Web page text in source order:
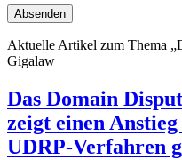
Aktuelle Artikel zum Thema
Gigalaw
Das Domain
zeigt einen
UDRP-Verfahren